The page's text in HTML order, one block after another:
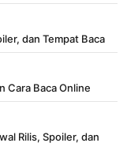
dan Tempat Baca
Cara Baca Online
Rilis, Spoiler, dan